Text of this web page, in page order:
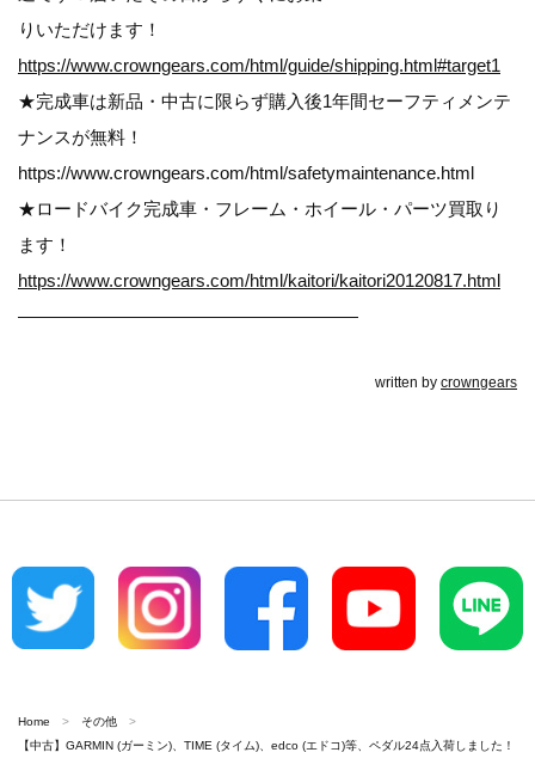
りいただけます！
https://www.crowngears.com/html/guide/shipping.html#target1
★完成車は新品・中古に限らず購入後1年間セーフティメンテ
ナンスが無料！
https://www.crowngears.com/html/safetymaintenance.html
★ロードバイク完成車・フレーム・ホイール・パーツ買取り
ます！
https://www.crowngears.com/html/kaitori/kaitori20120817.html
———————————————————
written by crowngears
Home
その他
【中古】GARMIN (ガーミン)、TIME (タイム)、edco (エドコ)等、ペダル24点入荷しました！